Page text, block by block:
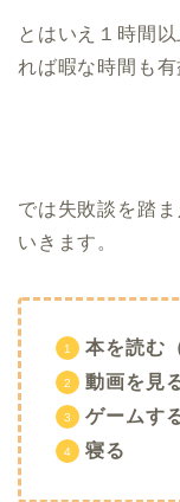
とはいえ１時間
れば暇な時間も有
では失敗談を踏
いきます。
本を読む
動画を見
ゲームす
寝る